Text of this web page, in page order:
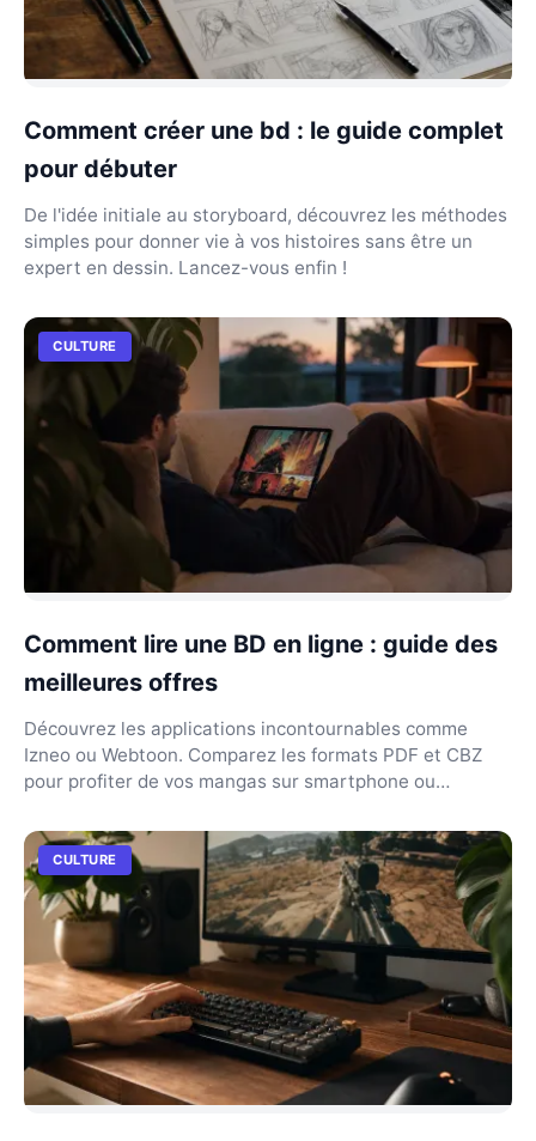
Comment créer une bd : le guide complet
pour débuter
De l'idée initiale au storyboard, découvrez les méthodes
simples pour donner vie à vos histoires sans être un
expert en dessin. Lancez-vous enfin !
CULTURE
Comment lire une BD en ligne : guide des
meilleures offres
Découvrez les applications incontournables comme
Izneo ou Webtoon. Comparez les formats PDF et CBZ
pour profiter de vos mangas sur smartphone ou
CULTURE